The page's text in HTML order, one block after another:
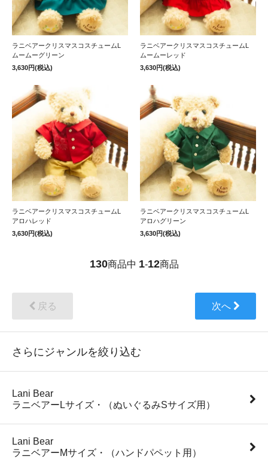
ラニベアークリスマスコスチュームL
ムームーグリーン
3,630円(税込)
ラニベアークリスマスコスチュームL
ムームーレッド
3,630円(税込)
ラニベアークリスマスコスチュームL
アロハレッド
3,630円(税込)
ラニベアークリスマスコスチュームL
アロハグリーン
3,630円(税込)
130商品中 1-12商品
戻る 次へ
さらにジャンルを絞り込む
Lani Bear
ラニベアーLサイズ・（ぬいぐるみSサイズ用）
Lani Bear
ラニベアーMサイズ・（ハンドパペット用）